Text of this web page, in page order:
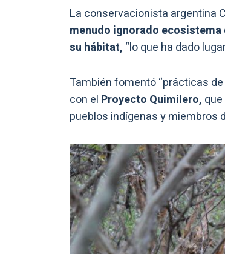
La conservacionista argentina
menudo ignorado ecosistema
su hábitat, “lo que ha dado
También fomentó “prácticas
con el Proyecto Quimilero,
pueblos indígenas y miembros